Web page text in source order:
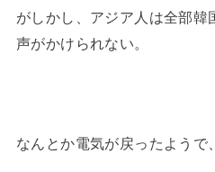
がしかし、アジア人は全部韓
声がかけられない。
なんとか電気が戻ったようで